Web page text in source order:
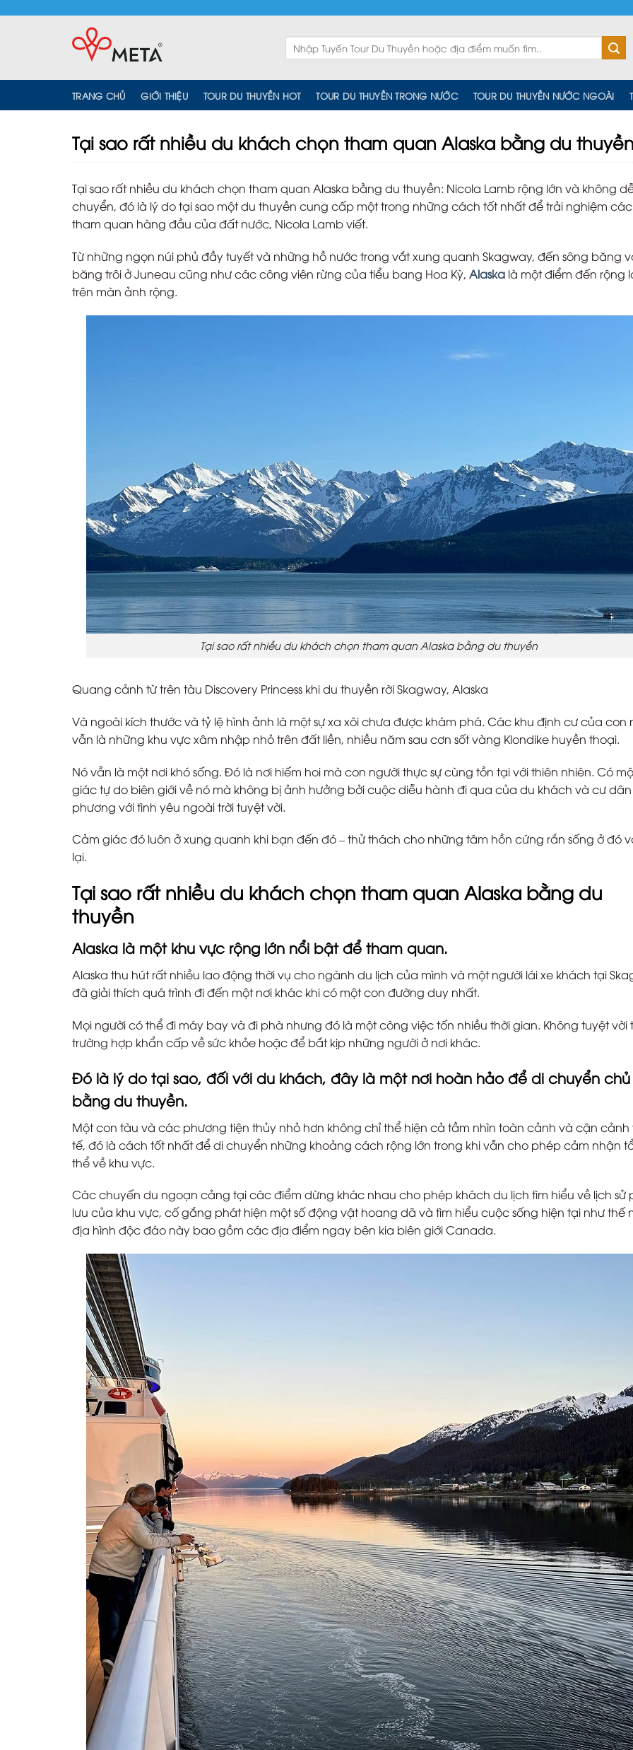
kiếm:
TRANG CHỦ GIỚI THIỆU TOUR DU THUYỀN HOT TOUR DU THUYỀN TRONG NƯỚC TOUR DU THUYỀN NƯỚC NGOÀI
Tại sao rất nhiều du khách chọn tham quan Alaska bằng du thuyền
Tại sao rất nhiều du khách chọn tham quan Alaska bằng du thuyền: Nicola Lamb rộng lớn và không
chuyển, đó là lý do tại sao một du thuyền cung cấp một trong những cách tốt nhất để trải nghiệm
tham quan hàng đầu của đất nước, Nicola Lamb viết.
Từ những ngọn núi phủ đầy tuyết và những hồ nước trong vắt xung quanh Skagway, đến sông băng
băng trôi ở Juneau cũng như các công viên rừng của tiểu bang Hoa Kỳ, Alaska là một điểm đến rộng
trên màn ảnh rộng.
Tại sao rất nhiều du khách chọn tham quan Alaska bằng du thuyền
Quang cảnh từ trên tàu Discovery Princess khi du thuyền rời Skagway, Alaska
Và ngoài kích thước và tỷ lệ hình ảnh là một sự xa xôi chưa được khám phá. Các khu định cư của con
vẫn là những khu vực xâm nhập nhỏ trên đất liền, nhiều năm sau cơn sốt vàng Klondike huyền thoại.
Nó vẫn là một nơi khó sống. Đó là nơi hiếm hoi mà con người thực sự cùng tồn tại với thiên nhiên. Có
giác tự do biên giới về nó mà không bị ảnh hưởng bởi cuộc diễu hành đi qua của du khách và cư
phương với tình yêu ngoài trời tuyệt vời.
Cảm giác đó luôn ở xung quanh khi bạn đến đó – thử thách cho những tâm hồn cứng rắn sống ở đó
lại.
Tại sao rất nhiều du khách chọn tham quan Alaska bằng du
thuyền
Alaska là một khu vực rộng lớn nổi bật để tham quan.
Alaska thu hút rất nhiều lao động thời vụ cho ngành du lịch của mình và một người lái xe khách tại
đã giải thích quá trình đi đến một nơi khác khi có một con đường duy nhất.
Mọi người có thể đi máy bay và đi phà nhưng đó là một công việc tốn nhiều thời gian. Không tuyệt vời
trường hợp khẩn cấp về sức khỏe hoặc để bắt kịp những người ở nơi khác.
Đó là lý do tại sao, đối với du khách, đây là một nơi hoàn hảo để di chuyển
bằng du thuyền.
Một con tàu và các phương tiện thủy nhỏ hơn không chỉ thể hiện cả tầm nhìn toàn cảnh và cận cảnh
tế, đó là cách tốt nhất để di chuyển những khoảng cách rộng lớn trong khi vẫn cho phép cảm nhận
thể về khu vực.
Các chuyến du ngoạn cảng tại các điểm dừng khác nhau cho phép khách du lịch tìm hiểu về lịch sử
lưu của khu vực, cố gắng phát hiện một số động vật hoang dã và tìm hiểu cuộc sống hiện tại như thế
địa hình độc đáo này bao gồm các địa điểm ngay bên kia biên giới Canada.